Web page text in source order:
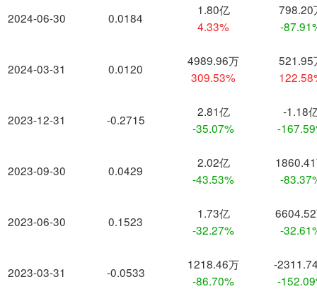
2024-06-30
2024-03-31
2023-12-31
2023-09-30
2023-06-30
2023-03-31
0.0184
1.80亿
4.33%
798.20
-
0.0120
4989.96万
309.53%
521.95
-0.2715
2.81亿
-35.07%
-1.18
-
0.0429
2.02亿
-43.53%
-
0.1523
1.73亿
-32.27%
-
-0.0533
1218.46万
-86.70%
-
-